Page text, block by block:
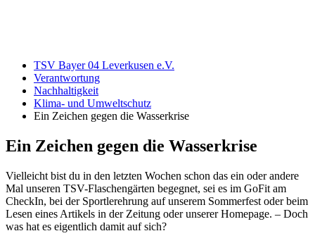
TSV Bayer 04 Leverkusen e.V.
Verantwortung
Nachhaltigkeit
Klima- und Umweltschutz
Ein Zeichen gegen die Wasserkrise
Ein Zeichen gegen die Wasserkrise
Vielleicht bist du in den letzten Wochen schon das ein oder andere
Mal unseren TSV-Flaschengärten begegnet, sei es im GoFit am
CheckIn, bei der Sportlerehrung auf unserem Sommerfest oder beim
Lesen eines Artikels in der Zeitung oder unserer Homepage. – Doch
was hat es eigentlich damit auf sich?